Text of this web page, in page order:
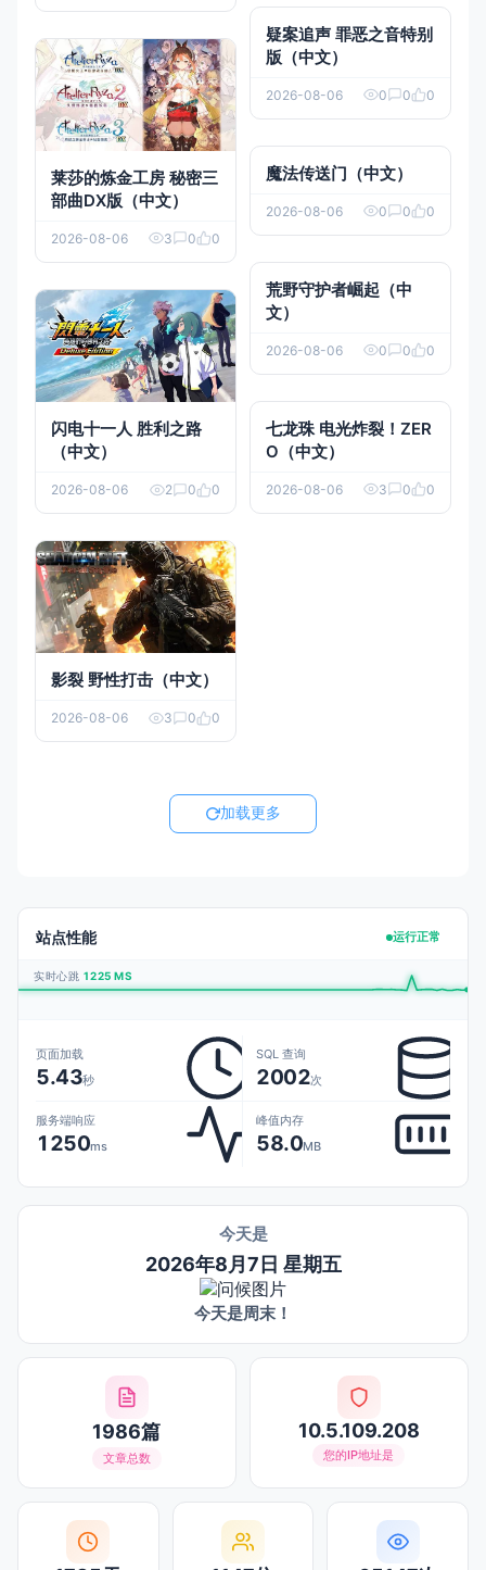
莱莎的炼金工房 秘密三
部曲DX版（中文）
2026-08-06 3 0 0
闪电十一人 胜利之路
（中文）
2026-08-06 2 0 0
影裂 野性打击（中文）
2026-08-06 3 0 0
疑案追声 罪恶之音特别
版（中文）
2026-08-06 0 0 0
魔法传送门（中文）
2026-08-06 0 0 0
荒野守护者崛起（中
文）
2026-08-06 0 0 0
七龙珠 电光炸裂！ZER
O（中文）
2026-08-06 3 0 0
加载更多
站点性能 运行正常
实时心跳 1225 MS
页面加载
5.43秒
SQL 查询
2002次
服务端响应
1250ms
峰值内存
58.0MB
今天是
2026年8月7日 星期五
今天是周末！
1986篇
文章总数
10.5.109.208
您的IP地址是